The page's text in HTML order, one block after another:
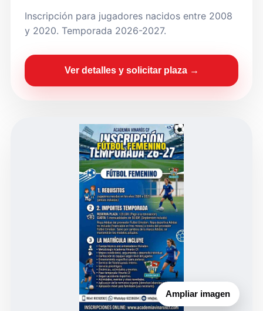
Inscripción para jugadores nacidos entre 2008
y 2020. Temporada 2026-2027.
Ver detalles y solicitar plaza →
Ampliar imagen